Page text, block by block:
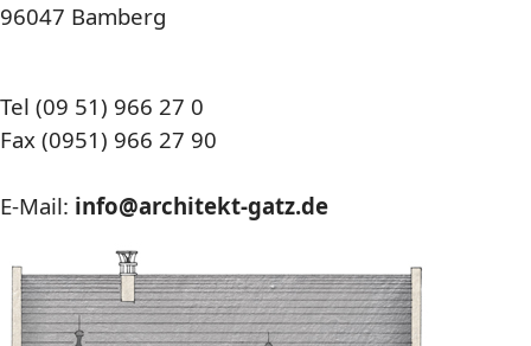
96047 Bamberg
Tel (09 51) 966 27 0
Fax (0951) 966 27 90
E-Mail: info@architekt-gatz.de